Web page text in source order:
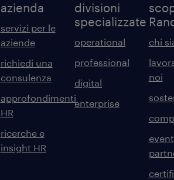
azienda
servizi per le
aziende
richiedi una
consulenza
approfondimenti
HR
ricerche e
insight HR
divisioni
specializzate
operational
professional
digital
enterprise
chi
noi